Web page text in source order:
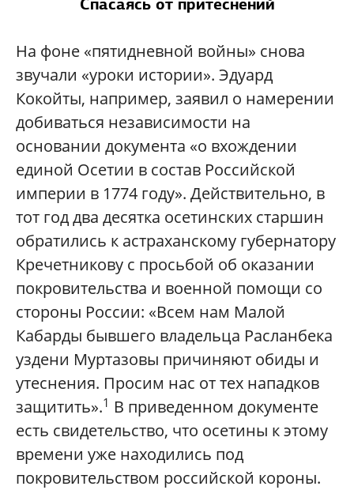
Спасаясь от притеснений
На фоне «пятидневной войны» снова
звучали «уроки истории». Эдуард
Кокойты, например, заявил о намерении
добиваться независимости на
основании документа «о вхождении
единой Осетии в состав Российской
империи в 1774 году». Действительно, в
тот год два десятка осетинских старшин
обратились к астраханскому губернатору
Кречетникову с просьбой об оказании
покровительства и военной помощи со
стороны России: «Всем нам Малой
Кабарды бывшего владельца Расланбека
уздени Муртазовы причиняют обиды и
утеснения. Просим нас от тех нападков
защитить».1 В приведенном документе
есть свидетельство, что осетины к этому
времени уже находились под
покровительством российской короны.